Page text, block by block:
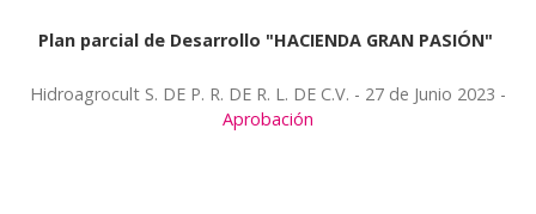
Plan parcial de Desarrollo "HACIENDA GRAN PASIÓN"
Hidroagrocult S. DE P. R. DE R. L. DE C.V. - 27 de Junio 2023 -
Aprobación